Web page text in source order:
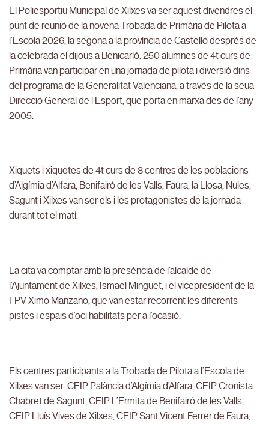
El Poliesportiu Municipal de Xilxes va ser aquest divendres el
punt de reunió de la novena Trobada de Primària de Pilota a
l’Escola 2026, la segona a la província de Castelló després de
la celebrada el dijous a Benicarló. 250 alumnes de 4t curs de
Primària van participar en una jornada de pilota i diversió dins
del programa de la Generalitat Valenciana, a través de la seua
Direcció General de l’Esport, que porta en marxa des de l’any
2005.
Xiquets i xiquetes de 4t curs de 8 centres de les poblacions
d’Algímia d’Alfara, Benifairó de les Valls, Faura, la Llosa, Nules,
Sagunt i Xilxes van ser els i les protagonistes de la jornada
durant tot el matí.
La cita va comptar amb la presència de l’alcalde de
l’Ajuntament de Xilxes, Ismael Minguet, i el vicepresident de la
FPV Ximo Manzano, que van estar recorrent les diferents
pistes i espais d’oci habilitats per a l’ocasió.
Els centres participants a la Trobada de Pilota a l’Escola de
Xilxes van ser: CEIP Palància d’Algímia d’Alfara, CEIP Cronista
Chabret de Sagunt, CEIP L’Ermita de Benifairó de les Valls,
CEIP Lluís Vives de Xilxes, CEIP Sant Vicent Ferrer de Faura,